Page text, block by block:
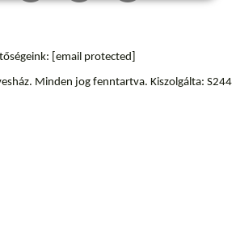
[email protected]
Minden jog fenntartva. Kiszolgálta: S244